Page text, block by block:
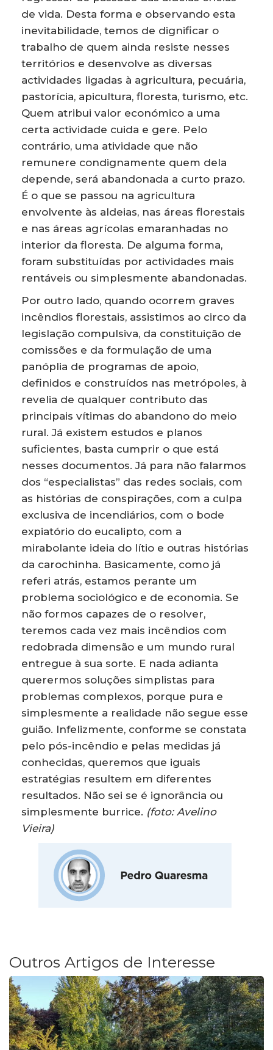
de vida. Desta forma e observando esta
inevitabilidade, temos de dignificar o
trabalho de quem ainda resiste nesses
territórios e desenvolve as diversas
actividades ligadas à agricultura, pecuária,
pastorícia, apicultura, floresta, turismo, etc.
Quem atribui valor económico a uma
certa actividade cuida e gere. Pelo
contrário, uma atividade que não
remunere condignamente quem dela
depende, será abandonada a curto prazo.
É o que se passou na agricultura
envolvente às aldeias, nas áreas florestais
e nas áreas agrícolas emaranhadas no
interior da floresta. De alguma forma,
foram substituídas por actividades mais
rentáveis ou simplesmente abandonadas.
Por outro lado, quando ocorrem graves
incêndios florestais, assistimos ao circo da
legislação compulsiva, da constituição de
comissões e da formulação de uma
panóplia de programas de apoio,
definidos e construídos nas metrópoles, à
revelia de qualquer contributo das
principais vítimas do abandono do meio
rural. Já existem estudos e planos
suficientes, basta cumprir o que está
nesses documentos. Já para não falarmos
dos “especialistas” das redes sociais, com
as histórias de conspirações, com a culpa
exclusiva de incendiários, com o bode
expiatório do eucalipto, com a
mirabolante ideia do lítio e outras histórias
da carochinha. Basicamente, como já
referi atrás, estamos perante um
problema sociológico e de economia. Se
não formos capazes de o resolver,
teremos cada vez mais incêndios com
redobrada dimensão e um mundo rural
entregue à sua sorte. E nada adianta
querermos soluções simplistas para
problemas complexos, porque pura e
simplesmente a realidade não segue esse
guião. Infelizmente, conforme se constata
pelo pós-incêndio e pelas medidas já
conhecidas, queremos que iguais
estratégias resultem em diferentes
resultados. Não sei se é ignorância ou
simplesmente burrice. (foto: Avelino
Vieira)
Outros Artigos de Interesse